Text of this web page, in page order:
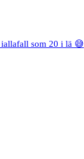
som 20 i lä 😅